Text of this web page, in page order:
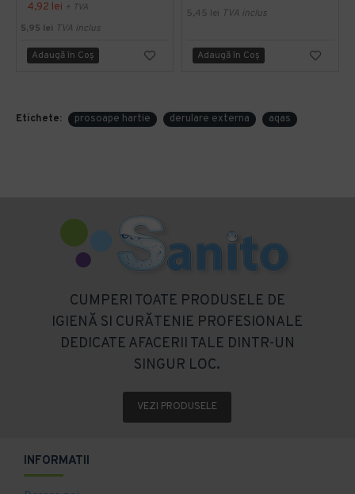
4,92 lei + TVA
5,95 lei TVA inclus
Adaugă în Coş
5,45 lei TVA inclus
Adaugă în Coş
Etichete: prosoape hartie derulare externa aqas
CUMPERI TOATE PRODUSELE DE
IGIENĂ SI CURĂTENIE PROFESIONALE
DEDICATE AFACERII TALE DINTR-UN
SINGUR LOC.
VEZI PRODUSELE
INFORMATII